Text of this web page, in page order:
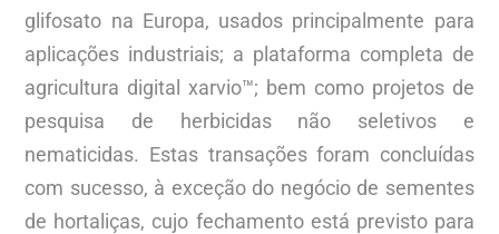
glifosato na Europa, usados principalmente para
aplicações industriais; a plataforma completa de
agricultura digital xarvio™; bem como projetos de
pesquisa de herbicidas não seletivos e
nematicidas. Estas transações foram concluídas
com sucesso, à exceção do negócio de sementes
de hortaliças, cujo fechamento está previsto para